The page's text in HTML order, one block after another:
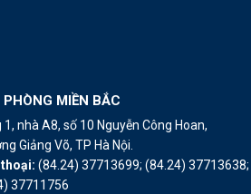
MIỀN BẮC
1, nhà A8, số 10 Nguyễn Công Hoan,
Giảng Võ, TP Hà Nội.
thoại:(84.24) 37713699;(84.24) 37713638;
37711756